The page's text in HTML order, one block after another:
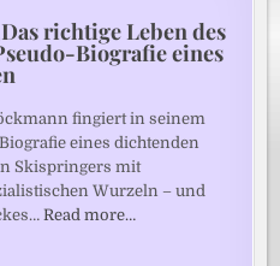
richtige Leben des
Biografie eines
fingiert in seinem
eines dichtenden
Skispringers mit
Wurzeln – und
Read more…